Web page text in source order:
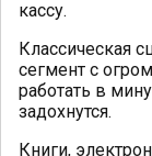
кассу.
Классическая
сегмент с
работать в
задохнутся.
Книги,